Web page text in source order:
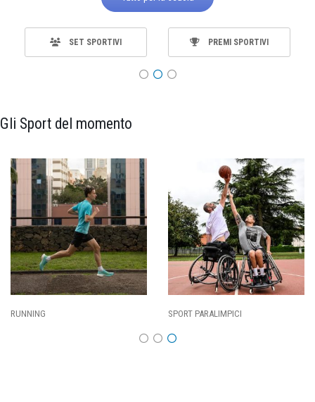
SET SPORTIVI PREMI SPORTIVI
Gli Sport del momento
CALCIO